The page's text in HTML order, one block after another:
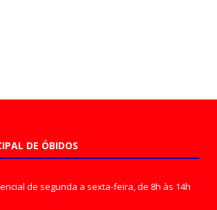
DE ÓBIDOS
de segunda a sexta-feira, de 8h às 14h